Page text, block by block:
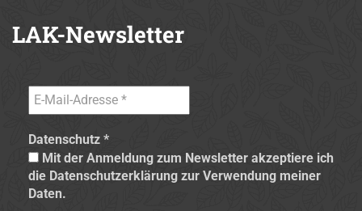
LAK-Newsletter
Datenschutz *
Mit der Anmeldung zum Newsletter akzeptiere ich
die Datenschutzerklärung zur Verwendung meiner
Daten.